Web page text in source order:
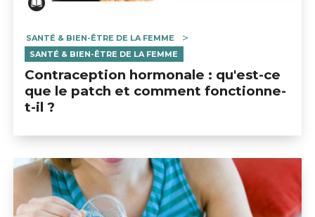
SANTÉ & BIEN-ÊTRE DE LA FEMME
SANTÉ & BIEN-ÊTRE DE LA FEMME
Contraception hormonale : qu'est-ce
que le patch et comment fonctionne-
t-il ?